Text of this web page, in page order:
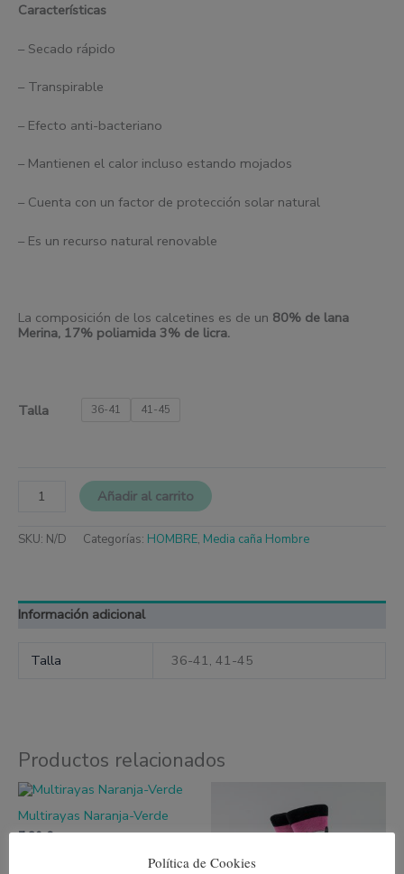
Características
– Secado rápido
– Transpirable
– Efecto anti-bacteriano
– Mantienen el calor incluso estando mojados
– Cuenta con un factor de protección solar natural
– Es un recurso natural renovable
La composición de los calcetines es de un 80% de lana
Merina, 17% poliamida 3% de licra.
Talla 36-41 41-45
Añadir al carrito
SKU: N/D Categorías: HOMBRE, Media caña Hombre
Información adicional
Talla 36-41, 41-45
Productos relacionados
Multirayas Naranja-Verde
7,80€
Este
tiene
múltiples
Las
Política de Cookies